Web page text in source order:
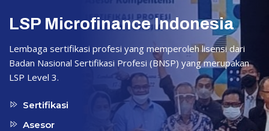
LSP Microfinance Indonesia
Lembaga sertifikasi profesi yang memperoleh lisensi dari
Badan Nasional Sertifikasi Profesi (BNSP) yang merupakan
LSP Level 3.
Sertifikasi
Asesor